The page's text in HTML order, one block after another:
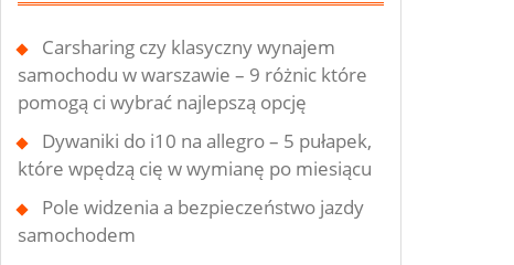
Carsharing czy klasyczny wynajem
samochodu w warszawie – 9 różnic które
pomogą ci wybrać najlepszą opcję
Dywaniki do i10 na allegro – 5 pułapek,
które wpędzą cię w wymianę po miesiącu
Pole widzenia a bezpieczeństwo jazdy
samochodem